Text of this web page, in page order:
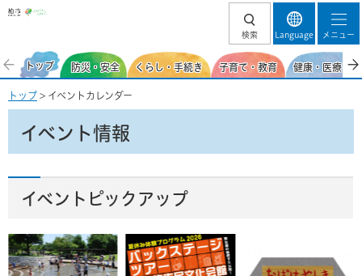
柏市
検索 Language メニュー
トップ 防災・安全 くらし・手続き 子育て・教育 健康・医療・
トップ > イベントカレンダー
イベント情報
イベントピックアップ